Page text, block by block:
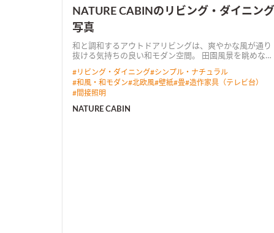
NATURE CABINのリビング・ダイニング
写真
和と調和するアウトドアリビングは、爽やかな風が通り
抜ける気持ちの良い和モダン空間。 田園風景を眺めなが
てBBQを楽しめる。
#リビング・ダイニング#シンプル・ナチュラル
#和風・和モダン#北欧風#壁紙#畳#造作家具（テレビ台）
#間接照明
NATURE CABIN